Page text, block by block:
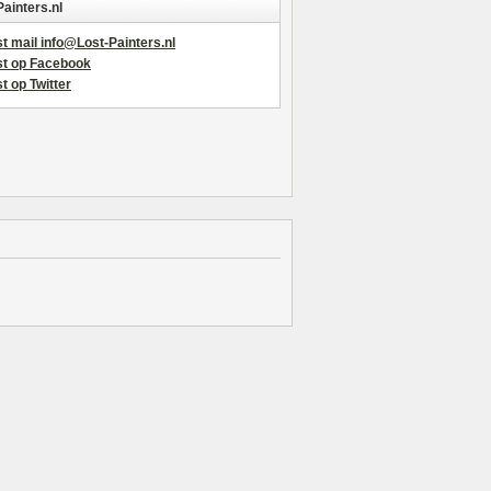
mail info@Lost-Painters.nl
op Facebook
op Twitter